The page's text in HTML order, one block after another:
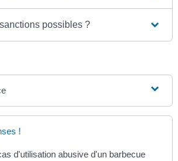
possibles ?
!
d'utilisation abusive d'un barbecue